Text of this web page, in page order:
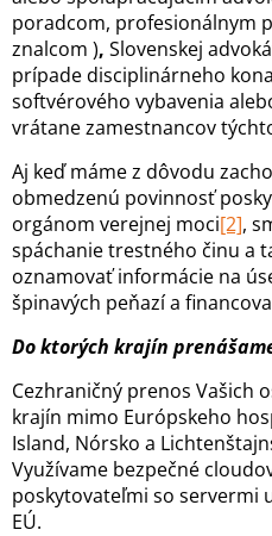
poradcom, profesionálnym
znalcom ), Slovenskej
prípade disciplinárneho
softvérového vybavenia
vrátane zamestnancov
Aj keď máme z dôvodu
obmedzenú povinnosť
orgánom verejnej moci[2],
spáchanie trestného činu a
oznamovať informácie na
špinavých peňazí a
Do ktorých krajín
Cezhraničný prenos Vašich
krajín mimo Európskeho
Island, Nórsko a
Využívame bezpečné
poskytovateľmi so servermi
EÚ.